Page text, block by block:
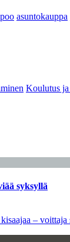
asuntokauppa
Koulutus
syksyllä
– voittaja